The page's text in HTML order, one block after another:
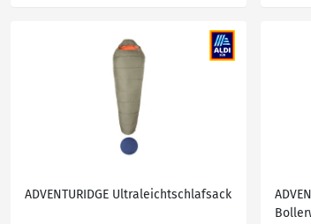
ADVENTURIDGE Ultraleichtschlafsack